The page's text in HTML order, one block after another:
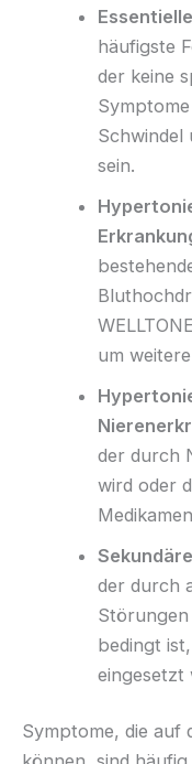
häufigste
der keine
Schwindel
sein.
um
der durch
wird oder
der durch
bedingt
eingesetzt
Symptome, die auf